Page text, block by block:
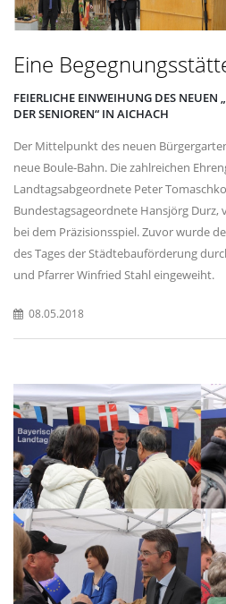
Eine
FEIERLICHE EINWEIHUNG DES NEUEN
DER SENIOREN“ IN AICHACH
Der Mittelpunkt des neuen
neue Boule-Bahn. Die zahlreichen
Landtagsabgeordnete Peter
Bundestagsageordnete Hansjörg Durz,
bei dem Präzisionsspiel. Zuvor wurde
des Tages der Städtebauförderung
und Pfarrer Winfried Stahl eingeweiht.
08.05.2018